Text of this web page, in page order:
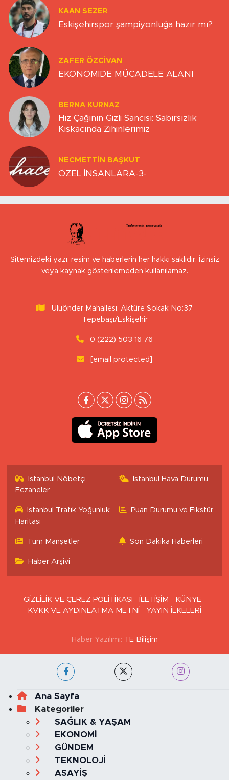
KAAN SEZER
Eskişehirspor şampiyonluğa hazır mı?
ZAFER ÖZCIVAN
EKONOMİDE MÜCADELE ALANI
BERNA KURNAZ
Hız Çağının Gizli Sancısı: Sabırsızlık
Kıskacında Zihinlerimiz
NECMETTIN BAŞKUT
ÖZEL İNSANLARA-3-
Sitemizdeki yazı, resim ve haberlerin her hakkı saklıdır. İzinsiz
veya kaynak gösterilemeden kullanılamaz.
Uluönder Mahallesi, Aktüre Sokak No:37
Tepebaşı/Eskişehir
0 (222) 503 16 76
[email protected]
İstanbul Nöbetçi
Eczaneler
İstanbul Hava Durumu
İstanbul Trafik Yoğunluk
Haritası
Puan Durumu ve Fikstür
Tüm Manşetler Son Dakika Haberleri
Haber Arşivi
GİZLİLİK VE ÇEREZ POLİTİKASI İLETİŞİM
KÜNYE
KVKK VE AYDINLATMA METNİ
YAYIN İLKELERİ
Haber Yazılımı: TE Bilişim
Ana Sayfa
Kategoriler
SAĞLIK & YAŞAM
EKONOMİ
GÜNDEM
TEKNOLOJİ
ASAYİŞ